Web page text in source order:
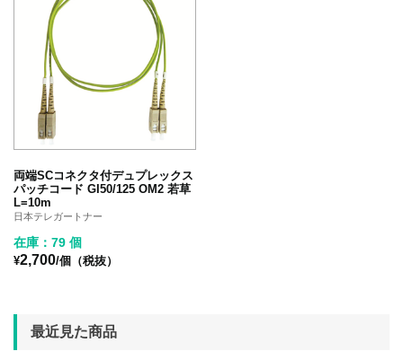
両端SCコネクタ付デュプレックス
パッチコード GI50/125 OM2 若草
L=10m
日本テレガートナー
在庫：79 個
¥2,700/個（税抜）
最近見た商品